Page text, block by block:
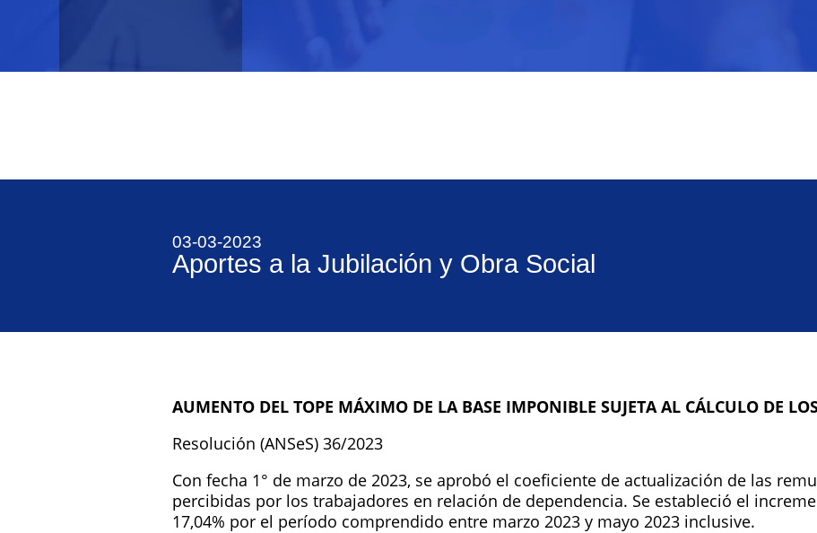
03-03-2023
Aportes a la Jubilación y Obra Social
AUMENTO DEL TOPE MÁXIMO DE LA BASE IMPONIBLE SUJETA AL CÁLCULO DE
Resolución (ANSeS) 36/2023
Con fecha 1° de marzo de 2023, se aprobó el coeficiente de actualización de las
percibidas por los trabajadores en relación de dependencia. Se estableció el
17,04% por el período comprendido entre marzo 2023 y mayo 2023 inclusive.